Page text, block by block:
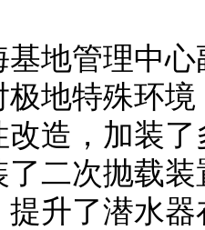
管理中心
地特殊环境
改造，加装
二次抛载
提升了潜水